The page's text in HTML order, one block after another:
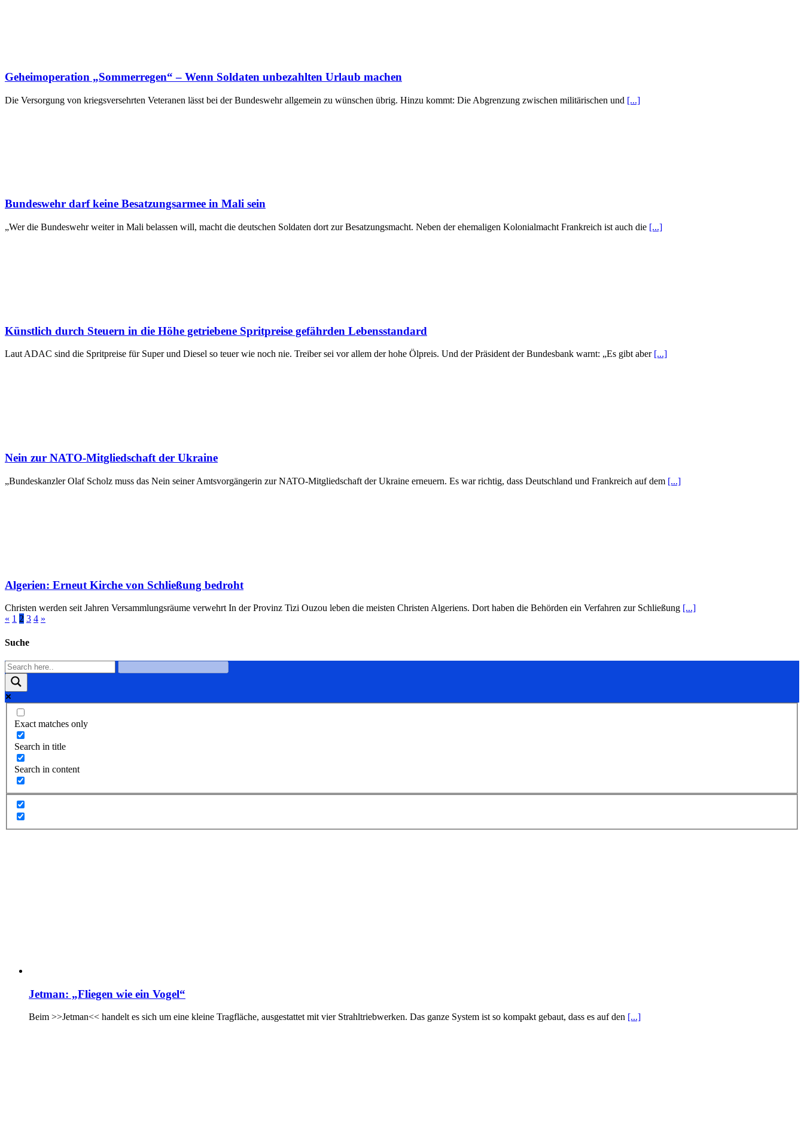
Geheimoperation „Sommerregen“ – Wenn Soldaten unbezahlten Urlaub machen
Die Versorgung von kriegsversehrten Veteranen lässt bei der Bundeswehr allgemein zu wünschen übrig. Hinzu kommt: Die Abgrenzung zwischen militärischen und [...]
Bundeswehr darf keine Besatzungsarmee in Mali sein
„Wer die Bundeswehr weiter in Mali belassen will, macht die deutschen Soldaten dort zur Besatzungsmacht. Neben der ehemaligen Kolonialmacht Frankreich ist auch die [...]
Künstlich durch Steuern in die Höhe getriebene Spritpreise gefährden Lebensstandard
Laut ADAC sind die Spritpreise für Super und Diesel so teuer wie noch nie. Treiber sei vor allem der hohe Ölpreis. Und der Präsident der Bundesbank warnt: „Es gibt aber [...]
Nein zur NATO-Mitgliedschaft der Ukraine
„Bundeskanzler Olaf Scholz muss das Nein seiner Amtsvorgängerin zur NATO-Mitgliedschaft der Ukraine erneuern. Es war richtig, dass Deutschland und Frankreich auf dem [...]
Algerien: Erneut Kirche von Schließung bedroht
Christen werden seit Jahren Versammlungsräume verwehrt In der Provinz Tizi Ouzou leben die meisten Christen Algeriens. Dort haben die Behörden ein Verfahren zur Schließung [...]
« 1 2 3 4 »
Suche
Exact matches only
Search in title
Search in content
Jetman: „Fliegen wie ein Vogel“
Beim >>Jetman<< handelt es sich um eine kleine Tragfläche, ausgestattet mit vier Strahltriebwerken. Das ganze System ist so kompakt gebaut, dass es auf den [...]